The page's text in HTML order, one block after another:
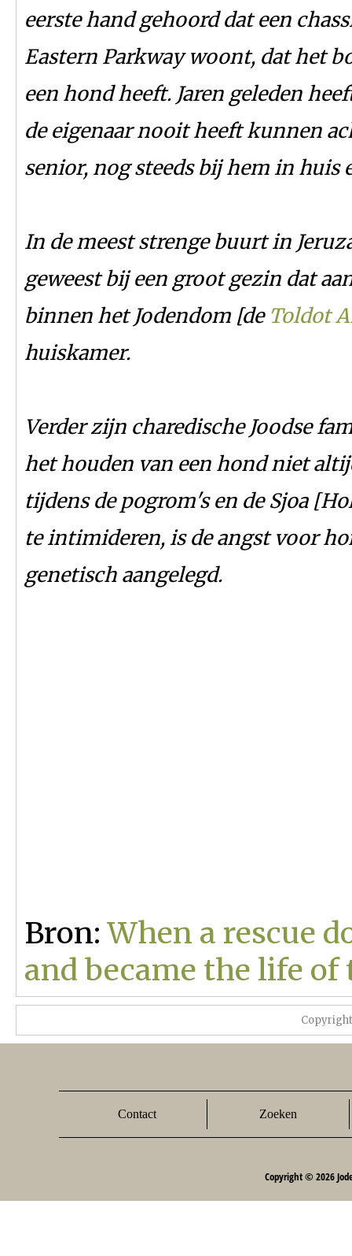
eerste hand gehoord dat een
Eastern Parkway woont, dat het
een hond heeft. Jaren geleden
de eigenaar nooit heeft kunnen
senior, nog steeds bij hem in huis
In de meest strenge buurt in
geweest bij een groot gezin dat
binnen het Jodendom [de Toldot
huiskamer.
Verder zijn charedische Joodse
het houden van een hond niet
tijdens de pogrom's en de Sjoa
te intimideren, is de angst voor
genetisch aangelegd.
Bron:When a rescue
and became the life
Contact Zoeken
Copyright © 2026